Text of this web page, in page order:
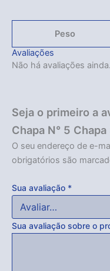
Peso
Avaliações
Não há avaliações ainda.
Seja o primeiro a
Chapa N° 5 Chapa
O seu endereço de e-
obrigatórios são
Sua avaliação *
Sua avaliação sobre o